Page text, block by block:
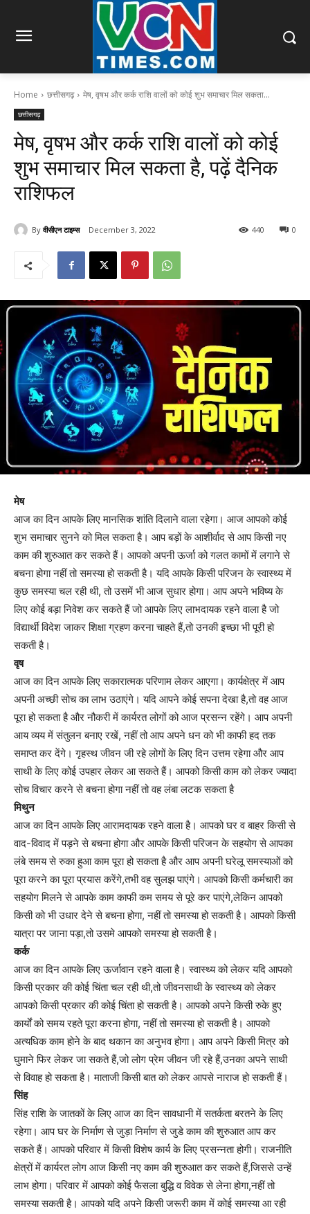
Home छत्तीसगढ़ मेष, वृषभ और कर्क राशि वालों को कोई शुभ समाचार मिल सकता...
छत्तीसगढ़
मेष, वृषभ और कर्क राशि वालों को कोई
शुभ समाचार मिल सकता है, पढ़ें दैनिक
राशिफल
By वीसीएन टाइम्स December 3, 2022 0
440
मेष
आज का दिन आपके लिए मानसिक शांति दिलाने वाला रहेगा। आज आपको कोई
शुभ समाचार सुनने को मिल सकता है। आप बड़ों के आशीर्वाद से आप किसी नए
काम की शुरुआत कर सकते हैं। आपको अपनी ऊर्जा को गलत कामों में लगाने से
बचना होगा नहीं तो समस्या हो सकती है। यदि आपके किसी परिजन के स्वास्थ्य में
कुछ समस्या चल रही थी, तो उसमें भी आज सुधार होगा। आप अपने भविष्य के
लिए कोई बड़ा निवेश कर सकते हैं जो आपके लिए लाभदायक रहने वाला है जो
विद्यार्थी विदेश जाकर शिक्षा ग्रहण करना चाहते हैं,तो उनकी इच्छा भी पूरी हो
सकती है।
वृष
आज का दिन आपके लिए सकारात्मक परिणाम लेकर आएगा। कार्यक्षेत्र में आप
अपनी अच्छी सोच का लाभ उठाएंगे। यदि आपने कोई सपना देखा है,तो वह आज
पूरा हो सकता है और नौकरी में कार्यरत लोगों को आज प्रसन्न रहेंगे। आप अपनी
आय व्यय में संतुलन बनाए रखें, नहीं तो आप अपने धन को भी काफी हद तक
समाप्त कर देंगे। गृहस्थ जीवन जी रहे लोगों के लिए दिन उत्तम रहेगा और आप
साथी के लिए कोई उपहार लेकर आ सकते हैं। आपको किसी काम को लेकर ज्यादा
सोच विचार करने से बचना होगा नहीं तो वह लंबा लटक सकता है
मिथुन
आज का दिन आपके लिए आरामदायक रहने वाला है। आपको घर व बाहर किसी से
वाद-विवाद में पड़ने से बचना होगा और आपके किसी परिजन के सहयोग से आपका
लंबे समय से रुका हुआ काम पूरा हो सकता है और आप अपनी घरेलू समस्याओं को
पूरा करने का पूरा प्रयास करेंगे,तभी वह सुलझ पाएंगे। आपको किसी कर्मचारी का
सहयोग मिलने से आपके काम काफी कम समय से पूरे कर पाएंगे,लेकिन आपको
किसी को भी उधार देने से बचना होगा, नहीं तो समस्या हो सकती है। आपको किसी
यात्रा पर जाना पड़ा,तो उसमे आपको समस्या हो सकती है।
कर्क
आज का दिन आपके लिए ऊर्जावान रहने वाला है। स्वास्थ्य को लेकर यदि आपको
किसी प्रकार की कोई चिंता चल रही थी,तो जीवनसाथी के स्वास्थ्य को लेकर
आपको किसी प्रकार की कोई चिंता हो सकती है। आपको अपने किसी रुके हुए
कार्यों को समय रहते पूरा करना होगा, नहीं तो समस्या हो सकती है। आपको
अत्यधिक काम होने के बाद थकान का अनुभव होगा। आप अपने किसी मित्र को
घुमाने फिर लेकर जा सकते हैं,जो लोग प्रेम जीवन जी रहे हैं,उनका अपने साथी
से विवाह हो सकता है। माताजी किसी बात को लेकर आपसे नाराज हो सकती हैं।
सिंह
सिंह राशि के जातकों के लिए आज का दिन सावधानी में सतर्कता बरतने के लिए
रहेगा। आप घर के निर्माण से जुड़ा निर्माण से जुडे काम की शुरुआत आप कर
सकते हैं। आपको परिवार में किसी विशेष कार्य के लिए प्रसन्नता होगी। राजनीति
क्षेत्रों में कार्यरत लोग आज किसी नए काम की शुरुआत कर सकते हैं,जिससे उन्हें
लाभ होगा। परिवार में आपको कोई फैसला बुद्धि व विवेक से लेना होगा,नहीं तो
समस्या सकती है। आपको यदि अपने किसी जरूरी काम में कोई समस्या आ रही